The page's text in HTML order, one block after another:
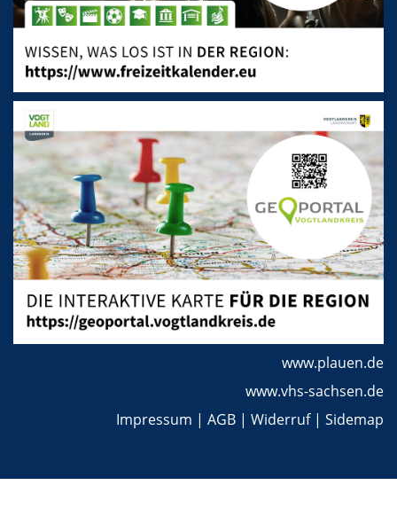
www.plauen.de
www.vhs-sachsen.de
Impressum | AGB | Widerruf| Sidemap